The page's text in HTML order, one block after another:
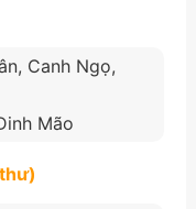
Canh Ngọ,
Mão